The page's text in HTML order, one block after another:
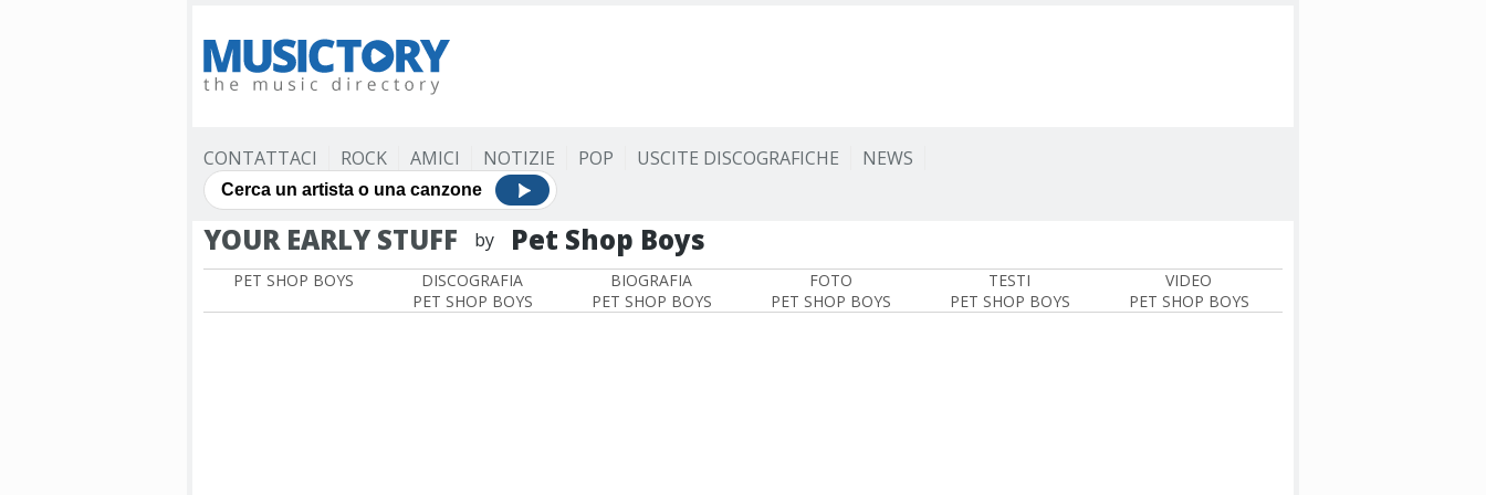
CONTATTACI ROCK AMICI NOTIZIE POP USCITE DISCOGRAFICHE NEWS
YOUR EARLY STUFF by Pet Shop Boys
PET SHOP BOYS
DISCOGRAFIA
PET SHOP BOYS
BIOGRAFIA
PET SHOP BOYS
FOTO
PET SHOP BOYS
TESTI
PET SHOP BOYS
VIDEO
PET SHOP BOYS